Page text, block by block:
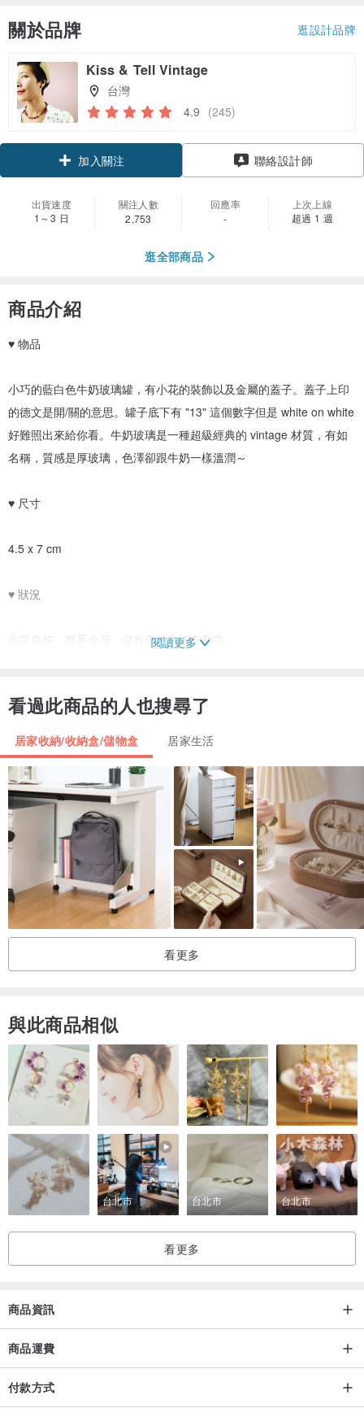
關於品牌 逛設計品牌
Kiss & Tell Vintage
台灣
4.9 (245)
加入關注 聯絡設計師
出貨速度
1～3 日
關注人數
2,753
回應率
-
上次上線
超過 1 週
逛全部商品
商品介紹
♥ 物品
小巧的藍白色牛奶玻璃罐，有小花的裝飾以及金屬的蓋子。蓋子上印
的德文是開/關的意思。罐子底下有 "13" 這個數字但是 white on white
好難照出來給你看。牛奶玻璃是一種超級經典的 vintage 材質，有如
名稱，質感是厚玻璃，色澤卻跟牛奶一樣溫潤～
♥ 尺寸
4.5 x 7 cm
♥ 狀況
非常良好，幾乎全新。沒有異味也沒有裂痕。
♥ 產地
由於標示產地是大量製造後期才盛行的習慣，vintage 物資經常難以確
認產地～
但是 Kiss & Tell 所有的商品都是在歐洲搜集的古董，所以理推應該是
當地產物。
♥ 有關 Kiss & Tell
閱讀更多
看過此商品的人也搜尋了
居家收納/收納盒/儲物盒 居家生活
看更多
與此商品相似
台北市 台北市 台北市
看更多
商品資訊
商品運費
付款方式